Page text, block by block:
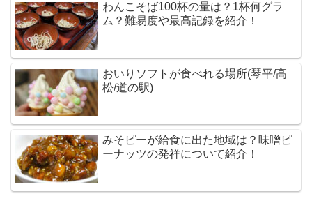
わんこそば100杯の量は？1杯何グラ
ム？難易度や最高記録を紹介！
おいりソフトが食べれる場所(琴平/高
松/道の駅)
みそピーが給食に出た地域は？味噌ピ
ーナッツの発祥について紹介！